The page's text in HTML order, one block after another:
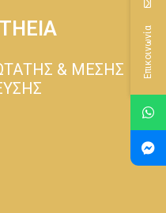
& ΜΕΣΗΣ
Επικοινωνία